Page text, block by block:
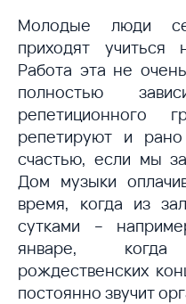
Молодые люди
приходят учиться
Работа эта не
полностью
репетиционного
репетируют и
счастью, если мы
Дом музыки
время, когда из
сутками –
январе,
рождественских
постоянно звучит